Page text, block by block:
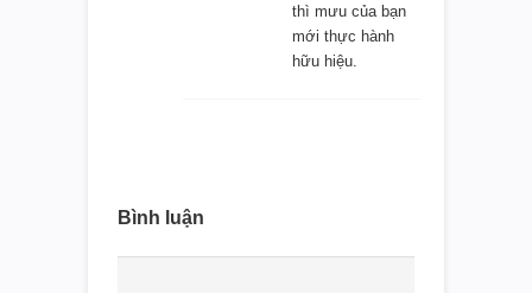
thì mưu của bạn
mới thực hành
hữu hiệu.
Bình luận